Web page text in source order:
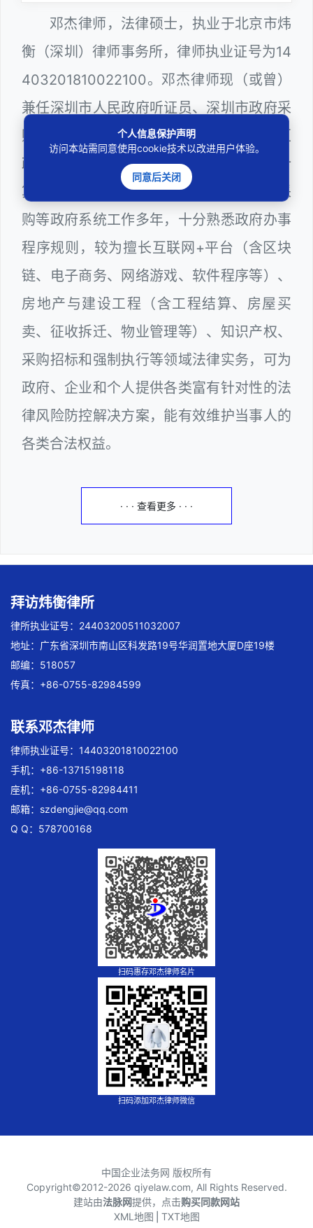
邓杰律师，法律硕士，执业于北京市炜
衡（深圳）律师事务所，律师执业证号为14
403201810022100。邓杰律师现（或曾）
兼任深圳市人民政府听证员、深圳市政府采
购评审专家（法律类），曾担任深圳市某区
政府部门公职律师、建设工程定标专家、计
算机信息网络安全员，在建筑工务、政府采
购等政府系统工作多年，十分熟悉政府办事
程序规则，较为擅长互联网+平台（含区块
链、电子商务、网络游戏、软件程序等）、
房地产与建设工程（含工程结算、房屋买
卖、征收拆迁、物业管理等）、知识产权、
采购招标和强制执行等领域法律实务，可为
政府、企业和个人提供各类富有针对性的法
律风险防控解决方案，能有效维护当事人的
各类合法权益。
· · · 查看更多 · · ·
拜访炜衡律所
律所执业证号：24403200511032007
地址：广东省深圳市南山区科发路19号华润置地大厦D座19楼
邮编：518057
传真：+86-0755-82984599
联系邓杰律师
律师执业证号：14403201810022100
手机：+86-13715198118
座机：+86-0755-82984411
邮箱： szdengjie@qq.com
Q Q：578700168
扫码惠存邓杰律师名片
扫码添加邓杰律师微信
中国企业法务网 版权所有
Copyright©2012-2026 qiyelaw.com, All Rights Reserved.
建站由法脉网提供，点击购买同款网站
个人信息保护声明
访问本站需同意使用cookie技术以改进用户体验。
同意后关闭
XML地图 TXT地图